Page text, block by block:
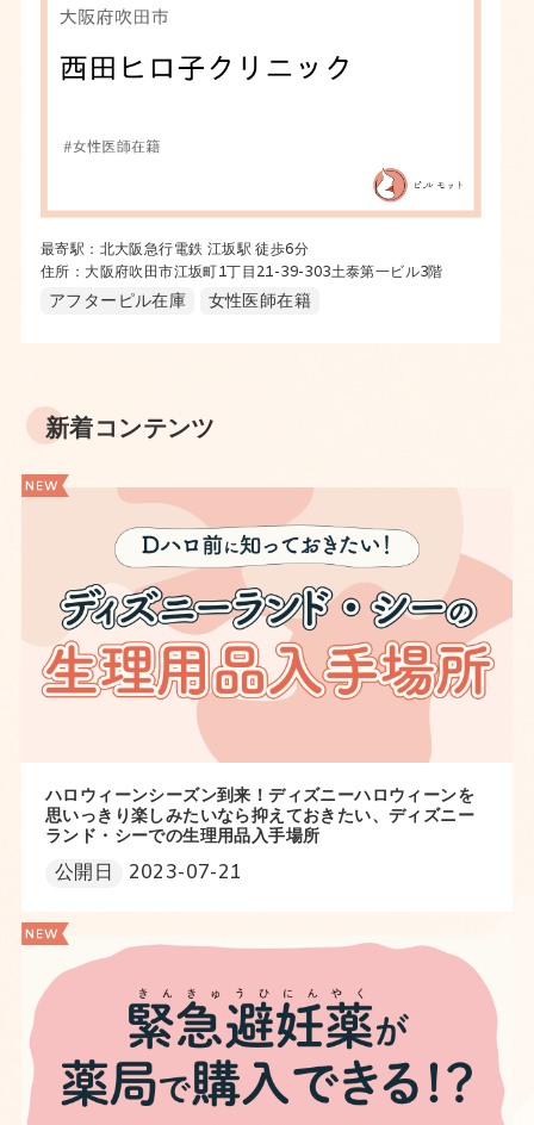
最寄駅：北大阪急行電鉄 江坂駅 徒歩6分
住所：大阪府吹田市江坂町1丁目21-39-303土泰第一ビル3階
アフターピル在庫 女性医師在籍
新着コンテンツ
ハロウィーンシーズン到来！ディズニーハロウィーンを
思いっきり楽しみたいなら抑えておきたい、ディズニー
ランド・シーでの生理用品入手場所
公開日 2023-07-21